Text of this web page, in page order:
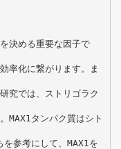
決める重要な因子で
率化に繋がります。ま
究では、ストリゴラク
MAX1タンパク質はシト
参考にして、MAX1を